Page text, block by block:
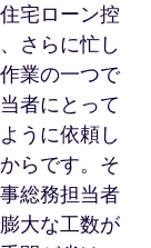
宅ローン控
さらに忙し
業の一つで
者にとって
うに依頼し
らです。そ
総務担当者
大な工数が